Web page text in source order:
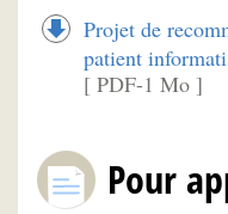
Projet de
patient
[ PDF-1 Mo ]
Pour